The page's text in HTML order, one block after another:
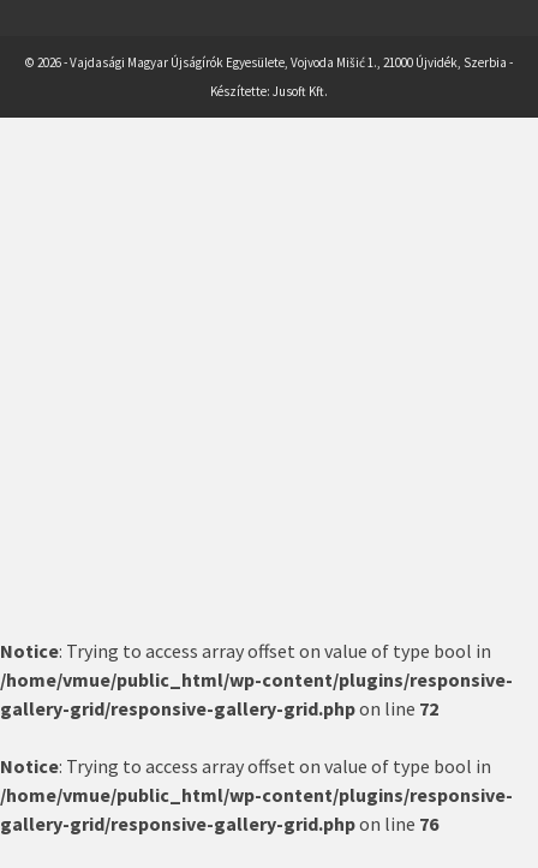
© 2026 - Vajdasági Magyar Újságírók Egyesülete, Vojvoda Mišić 1., 21000 Újvidék, Szerbia -
Készítette: Jusoft Kft.
Notice: Trying to access array offset on value of type bool in
/home/vmue/public_html/wp-content/plugins/responsive-
gallery-grid/responsive-gallery-grid.phpon line 72
Notice: Trying to access array offset on value of type bool in
/home/vmue/public_html/wp-content/plugins/responsive-
gallery-grid/responsive-gallery-grid.phpon line 76